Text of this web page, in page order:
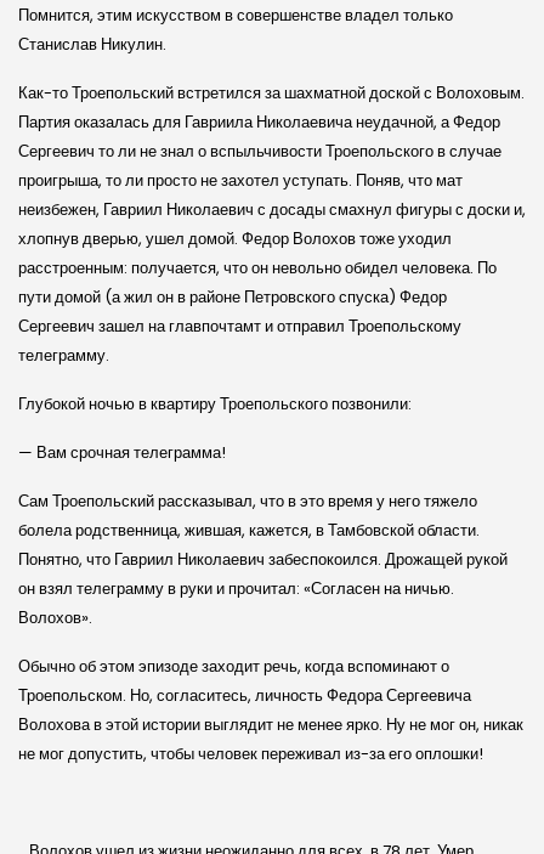
Помнится, этим искусством в совершенстве владел только
Станислав Никулин.
Как-то Троепольский встретился за шахматной доской с Волоховым.
Партия оказалась для Гавриила Николаевича неудачной, а Федор
Сергеевич то ли не знал о вспыльчивости Троепольского в случае
проигрыша, то ли просто не захотел уступать. Поняв, что мат
неизбежен, Гавриил Николаевич с досады смахнул фигуры с доски и,
хлопнув дверью, ушел домой. Федор Волохов тоже уходил
расстроенным: получается, что он невольно обидел человека. По
пути домой (а жил он в районе Петровского спуска) Федор
Сергеевич зашел на главпочтамт и отправил Троепольскому
телеграмму.
Глубокой ночью в квартиру Троепольского позвонили:
— Вам срочная телеграмма!
Сам Троепольский рассказывал, что в это время у него тяжело
болела родственница, жившая, кажется, в Тамбовской области.
Понятно, что Гавриил Николаевич забеспокоился. Дрожащей рукой
он взял телеграмму в руки и прочитал: «Согласен на ничью.
Волохов».
Обычно об этом эпизоде заходит речь, когда вспоминают о
Троепольском. Но, согласитесь, личность Федора Сергеевича
Волохова в этой истории выглядит не менее ярко. Ну не мог он, никак
не мог допустить, чтобы человек переживал из-за его оплошки!